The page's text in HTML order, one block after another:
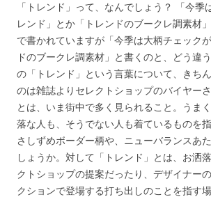
「トレンド」って、なんでしょう？ 「今季
レンド」とか「トレンドのブークレ調素材
で書かれていますが「今季は大柄チェック
ドのブークレ調素材」と書くのと、どう違
の「トレンド」という言葉について、きち
のは雑誌よりセレクトショップのバイヤー
とは、いま街中で多く見られること。うま
落な人も、そうでない人も着ているものを
さしずめボーダー柄や、ニューバランスあ
しょうか。対して「トレンド」とは、お洒
クトショップの提案だったり、デザイナー
クションで登場する打ち出しのことを指す